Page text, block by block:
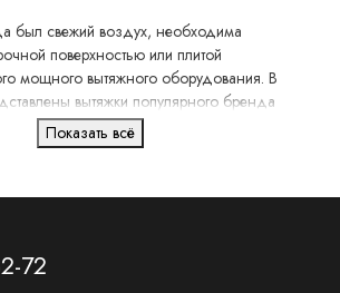
был свежий воздух, необходима
поверхностью или плитой
мощного вытяжного оборудования. В
вытяжки популярного бренда
в подвесные настенные шкафы. Они
характеристики, идеально
от различных загрязнений: пара, частиц
Показать всё
72